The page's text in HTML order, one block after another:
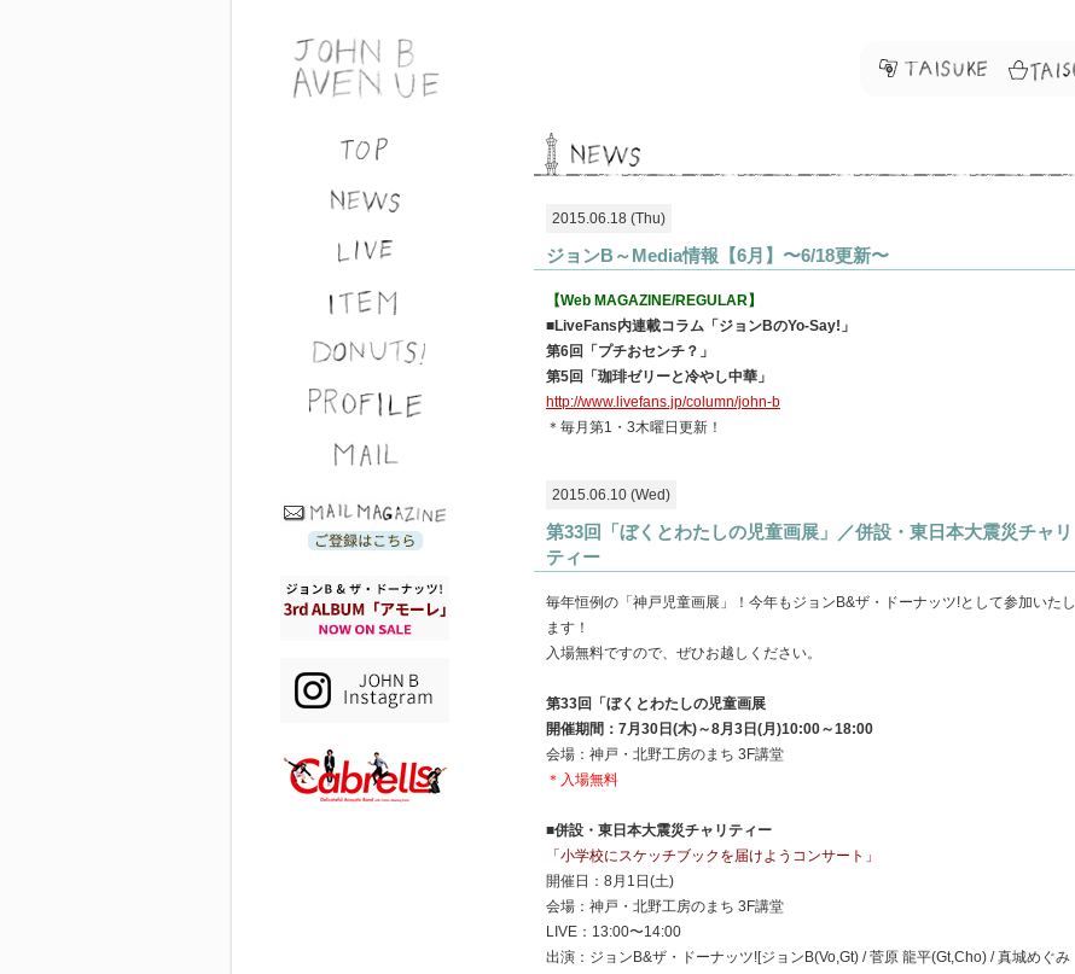
2015.06.18 (Thu)
ジョンB～Media情報【6月】〜6/18更新〜
【Web MAGAZINE/REGULAR】
■LiveFans内連載コラム「ジョンBのYo-Say!」
第6回「プチおセンチ？」
第5回「珈琲ゼリーと冷やし中華」
http://www.livefans.jp/column/john-b
＊毎月第1・3木曜日更新！
2015.06.10 (Wed)
第33回「ぼくとわたしの児童画展」／併設・東日本大震災チャリ
ティー
毎年恒例の「神戸児童画展」！今年もジョンB&ザ・ドーナッツ!として参加いたし
ます！
入場無料ですので、ぜひお越しください。
第33回「ぼくとわたしの児童画展
開催期間：7月30日(木)～8月3日(月)10:00～18:00
会場：神戸・北野工房のまち 3F講堂
＊入場無料
■併設・東日本大震災チャリティー
「小学校にスケッチブックを届けようコンサート」
開催日：8月1日(土)
会場：神戸・北野工房のまち 3F講堂
LIVE：13:00〜14:00
出演：ジョンB&ザ・ドーナッツ![ジョンB(Vo,Gt) / 菅原 龍平(Gt,Cho) / 真城めぐみ